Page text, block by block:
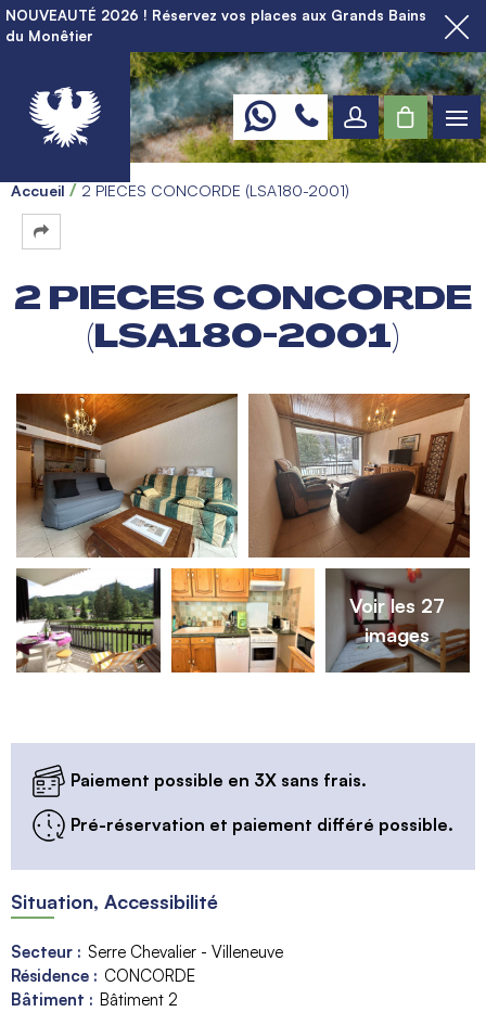
NOUVEAUTÉ 2026 ! Réservez vos places aux Grands Bains
du Monêtier
Accueil 2 PIECES CONCORDE (LSA180-2001)
2 PIECES CONCORDE
(LSA180-2001)
Voir les 27
images
Paiement possible en 3X sans frais.
Pré-réservation et paiement différé possible.
Situation, Accessibilité
Secteur : Serre Chevalier - Villeneuve
Résidence : CONCORDE
Bâtiment : Bâtiment 2